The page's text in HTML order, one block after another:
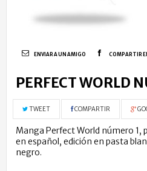
ENVIAR A UN AMIGO COMPARTIR
PERFECT WORLD
TWEET COMPARTIR
Manga Perfect World número 1,
en español, edición en pasta
negro.